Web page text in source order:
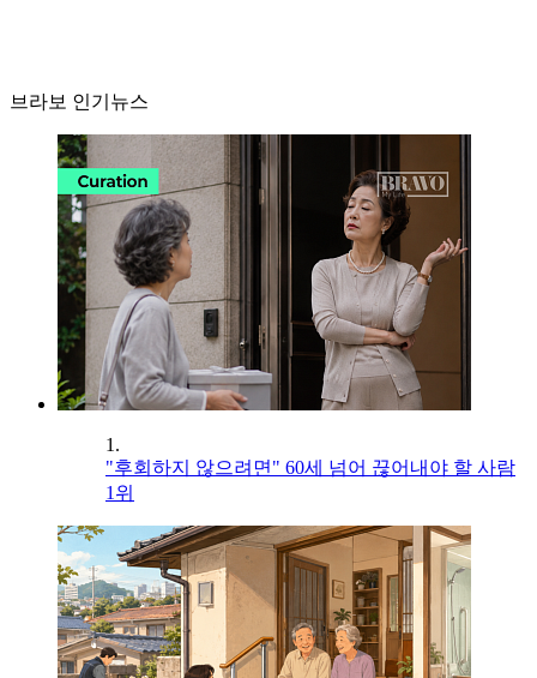
브라보 인기뉴스
1.
"후회하지 않으려면" 60세 넘어 끊어내야 할 사람
1위